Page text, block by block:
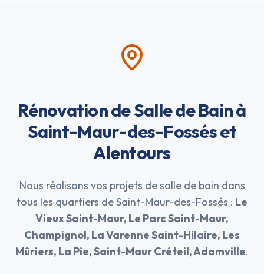
Rénovation de Salle de Bain à
Saint-Maur-des-Fossés et
Alentours
Nous réalisons vos projets de salle de bain dans
tous les quartiers de Saint-Maur-des-Fossés : Le
Vieux Saint-Maur, Le Parc Saint-Maur,
Champignol, La Varenne Saint-Hilaire, Les
Mûriers, La Pie, Saint-Maur Créteil, Adamville.